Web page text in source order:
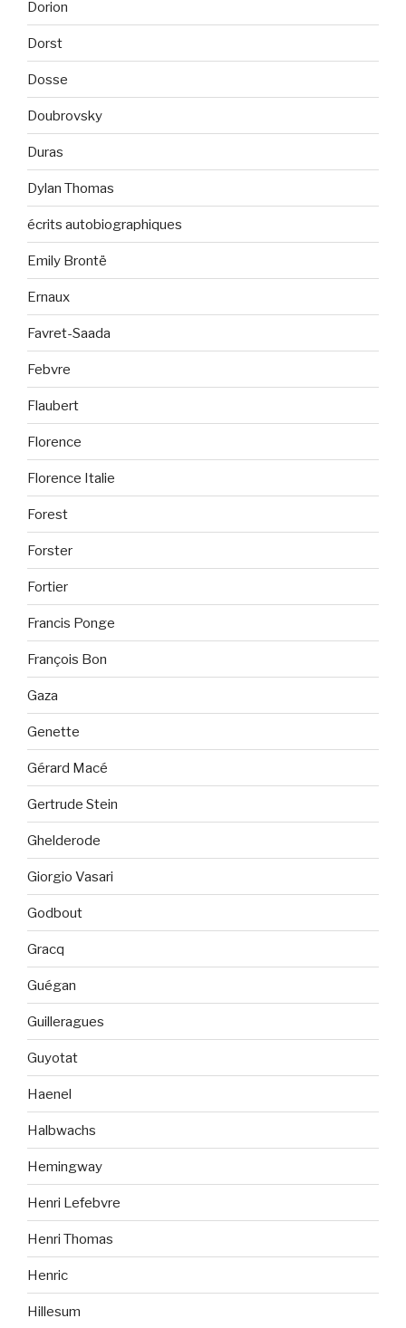
Dorion
Dorst
Dosse
Doubrovsky
Duras
Dylan Thomas
écrits autobiographiques
Emily Brontë
Ernaux
Favret-Saada
Febvre
Flaubert
Florence
Florence Italie
Forest
Forster
Fortier
Francis Ponge
François Bon
Gaza
Genette
Gérard Macé
Gertrude Stein
Ghelderode
Giorgio Vasari
Godbout
Gracq
Guégan
Guilleragues
Guyotat
Haenel
Halbwachs
Hemingway
Henri Lefebvre
Henri Thomas
Henric
Hillesum